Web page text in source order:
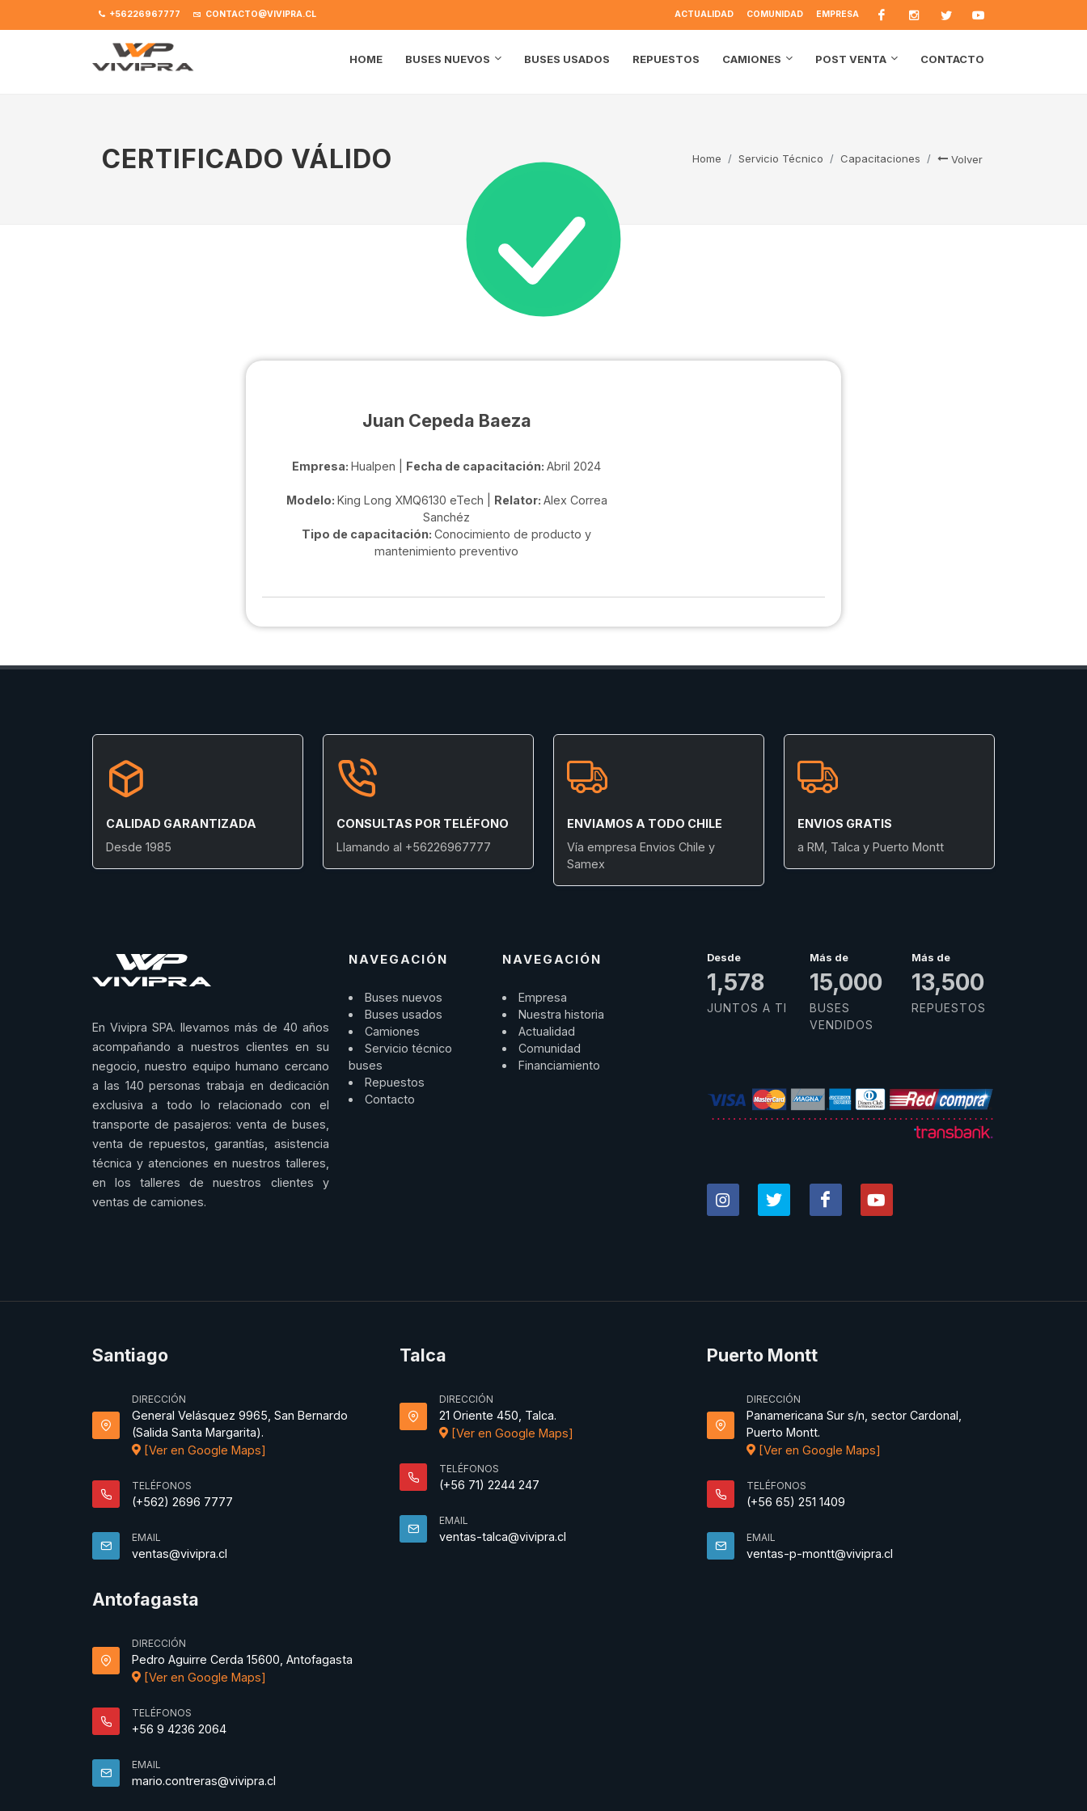
+56226967777 CONTACTO@VIVIPRA.CL ACTUALIDAD COMUNIDAD EMPRESA
HOME BUSES NUEVOS BUSES USADOS REPUESTOS CAMIONES POST VENTA CONTACTO
CERTIFICADO VÁLIDO Home Servicio Técnico Capacitaciones Volver
Juan Cepeda Baeza
Empresa: Hualpen | Fecha de capacitación: Abril 2024
Modelo: King Long XMQ6130 eTech | Relator: Alex Correa
Sanchéz
Tipo de capacitación: Conocimiento de producto y
mantenimiento preventivo
CALIDAD GARANTIZADA
Desde 1985
CONSULTAS POR TELÉFONO
Llamando al +56226967777
ENVIAMOS A TODO CHILE
Vía empresa Envios Chile y
Samex
ENVIOS GRATIS
a RM, Talca y Puerto Montt
En Vivipra SPA. llevamos más de 40 años
acompañando a nuestros clientes en su
negocio, nuestro equipo humano cercano
a las 140 personas trabaja en dedicación
exclusiva a todo lo relacionado con el
transporte de pasajeros: venta de buses,
venta de repuestos, garantías, asistencia
técnica y atenciones en nuestros talleres,
en los talleres de nuestros clientes y
ventas de camiones.
NAVEGACIÓN
Buses nuevos
Buses usados
Camiones
Servicio técnico
buses
Repuestos
Contacto
NAVEGACIÓN
Empresa
Nuestra historia
Actualidad
Comunidad
Financiamiento
Desde
1,679
JUNTOS A TI
Más de
15,000
BUSES
VENDIDOS
Más de
13,500
REPUESTOS
Santiago
DIRECCIÓN
General Velásquez 9965, San Bernardo
(Salida Santa Margarita).
[Ver en Google Maps]
TELÉFONOS
(+562) 2696 7777
EMAIL
ventas@vivipra.cl
Talca
DIRECCIÓN
21 Oriente 450, Talca.
[Ver en Google Maps]
TELÉFONOS
(+56 71) 2244 247
EMAIL
ventas-talca@vivipra.cl
Puerto Montt
DIRECCIÓN
Panamericana Sur s/n, sector Cardonal,
Puerto Montt.
[Ver en Google Maps]
TELÉFONOS
(+56 65) 251 1409
EMAIL
ventas-p-montt@vivipra.cl
Antofagasta
DIRECCIÓN
Pedro Aguirre Cerda 15600, Antofagasta
[Ver en Google Maps]
TELÉFONOS
+56 9 4236 2064
EMAIL
mario.contreras@vivipra.cl